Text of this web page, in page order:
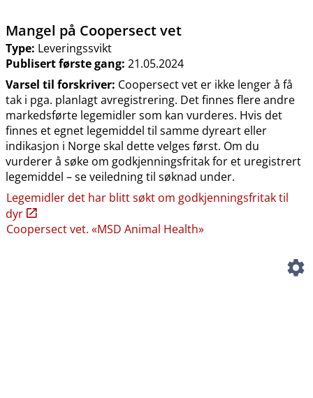
Mangel på Coopersect vet
Type: Leveringssvikt
Publisert første gang: 21.05.2024
Varsel til forskriver: Coopersect vet er ikke lenger å få
tak i pga. planlagt avregistrering. Det finnes flere andre
markedsførte legemidler som kan vurderes. Hvis det
finnes et egnet legemiddel til samme dyreart eller
indikasjon i Norge skal dette velges først. Om du
vurderer å søke om godkjenningsfritak for et uregistrert
legemiddel – se veiledning til søknad under.
Legemidler det har blitt søkt om godkjenningsfritak til
dyr
Coopersect vet. «MSD Animal Health»